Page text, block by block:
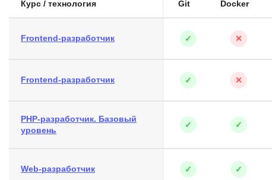
Курс / технология Git Docker
Frontend-разработчик ✓ ✕
Frontend-разработчик ✓ ✕
PHP-разработчик. Базовый
уровень
✓ ✓
Web-разработчик ✓ ✓